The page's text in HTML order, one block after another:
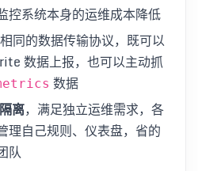
控系统本身的运维成本降低
同的数据传输协议，既可以
数据上报，也可以主动抓
数据
离，满足独立运维需求，各
理自己规则、仪表盘，省的
队